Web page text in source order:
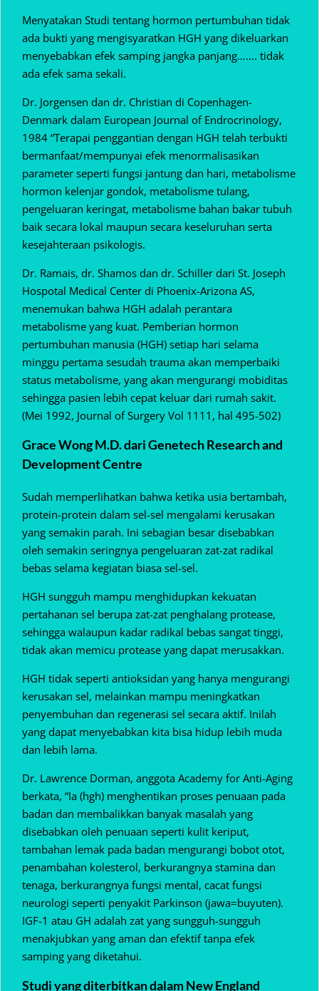
Menyatakan Studi tentang hormon pertumbuhan tidak
ada bukti yang mengisyaratkan HGH yang dikeluarkan
menyebabkan efek samping jangka panjang……. tidak
ada efek sama sekali.
Dr. Jorgensen dan dr. Christian di Copenhagen-
Denmark dalam European Journal of Endrocrinology,
1984 “Terapai penggantian dengan HGH telah terbukti
bermanfaat/mempunyai efek menormalisasikan
parameter seperti fungsi jantung dan hari, metabolisme
hormon kelenjar gondok, metabolisme tulang,
pengeluaran keringat, metabolisme bahan bakar tubuh
baik secara lokal maupun secara keseluruhan serta
kesejahteraan psikologis.
Dr. Ramais, dr. Shamos dan dr. Schiller dari St. Joseph
Hospotal Medical Center di Phoenix-Arizona AS,
menemukan bahwa HGH adalah perantara
metabolisme yang kuat. Pemberian hormon
pertumbuhan manusia (HGH) setiap hari selama
minggu pertama sesudah trauma akan memperbaiki
status metabolisme, yang akan mengurangi mobiditas
sehingga pasien lebih cepat keluar dari rumah sakit.
(Mei 1992, Journal of Surgery Vol 1111, hal 495-502)
Grace Wong M.D. dari Genetech Research and
Development Centre
Sudah memperlihatkan bahwa ketika usia bertambah,
protein-protein dalam sel-sel mengalami kerusakan
yang semakin parah. Ini sebagian besar disebabkan
oleh semakin seringnya pengeluaran zat-zat radikal
bebas selama kegiatan biasa sel-sel.
HGH sungguh mampu menghidupkan kekuatan
pertahanan sel berupa zat-zat penghalang protease,
sehingga walaupun kadar radikal bebas sangat tinggi,
tidak akan memicu protease yang dapat merusakkan.
HGH tidak seperti antioksidan yang hanya mengurangi
kerusakan sel, melainkan mampu meningkatkan
penyembuhan dan regenerasi sel secara aktif. Inilah
yang dapat menyebabkan kita bisa hidup lebih muda
dan lebih lama.
Dr. Lawrence Dorman, anggota Academy for Anti-Aging
berkata, “Ia (hgh) menghentikan proses penuaan pada
badan dan membalikkan banyak masalah yang
disebabkan oleh penuaan seperti kulit keriput,
tambahan lemak pada badan mengurangi bobot otot,
penambahan kolesterol, berkurangnya stamina dan
tenaga, berkurangnya fungsi mental, cacat fungsi
neurologi seperti penyakit Parkinson (jawa=buyuten).
IGF-1 atau GH adalah zat yang sungguh-sungguh
menakjubkan yang aman dan efektif tanpa efek
samping yang diketahui.
Studi yang diterbitkan dalam New England